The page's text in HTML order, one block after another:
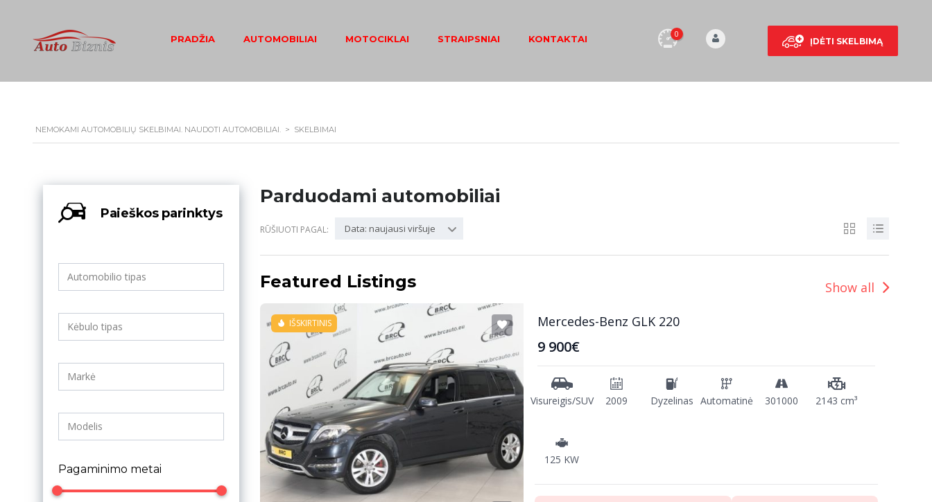
ĮDĖTI SKELBIMĄ
0
PRADŽIA AUTOMOBILIAI MOTOCIKLAI STRAIPSNIAI KONTAKTAI
NEMOKAMI AUTOMOBILIŲ SKELBIMAI. NAUDOTI AUTOMOBILIAI. > SKELBIMAI
Paieškos parinktys
Pagaminimo metai
Parduodami automobiliai
RŪŠIUOTI PAGAL: Data: naujausi viršuje
Featured Listings Show all
IŠSKIRTINIS Mercedes-Benz GLK 220
9 900€
Visureigis/SUV 2009 Dyzelinas Automatinė 301000 2143 cm³
125 KW